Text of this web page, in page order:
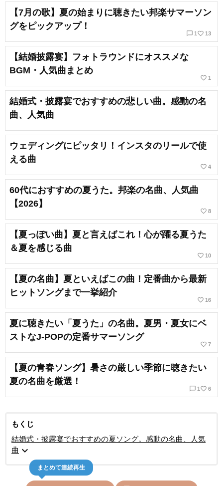
【7月の歌】夏の始まりに聴きたい邦楽サマーソン
グをピックアップ！
chat_bubble_outline 1 favorite_border 13
【結婚披露宴】フォトラウンドにオススメな
BGM・人気曲まとめ
favorite_border 1
結婚式・披露宴でおすすめの悲しい曲。感動の名
曲、人気曲
ウェディングにピッタリ！インスタのリールで使
える曲
favorite_border 4
60代におすすめの夏うた。邦楽の名曲、人気曲
【2026】
favorite_border 8
【夏っぽい曲】夏と言えばこれ！心が躍る夏うた
＆夏を感じる曲
favorite_border 10
【夏の名曲】夏といえばこの曲！定番曲から最新
ヒットソングまで一挙紹介
favorite_border 16
夏に聴きたい「夏うた」の名曲。夏男・夏女にベ
ストなJ-POPの定番サマーソング
favorite_border 7
【夏の青春ソング】暑さの厳しい季節に聴きたい
夏の名曲を厳選！
chat_bubble_outline 1 favorite_border 6
もくじ
結婚式・披露宴でおすすめの夏ソング。感動の名曲、人気
曲 expand_more
まとめて連続再生